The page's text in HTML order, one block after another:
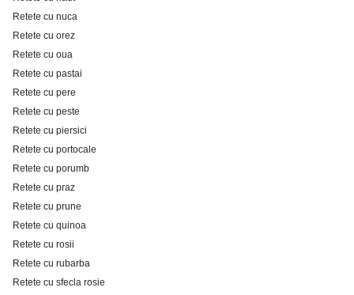
Retete cu nuca
Retete cu orez
Retete cu oua
Retete cu pastai
Retete cu pere
Retete cu peste
Retete cu piersici
Retete cu portocale
Retete cu porumb
Retete cu praz
Retete cu prune
Retete cu quinoa
Retete cu rosii
Retete cu rubarba
Retete cu sfecla rosie